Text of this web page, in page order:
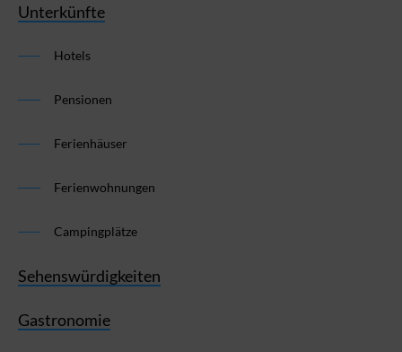
Unterkünfte
Hotels
Pensionen
Ferienhäuser
Ferienwohnungen
Campingplätze
Sehenswürdigkeiten
Gastronomie